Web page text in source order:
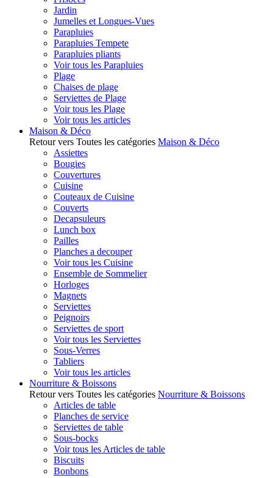
Jardin
Jumelles et Longues-Vues
Parapluies
Parapluies Tempete
Parapluies pliants
Voir tous les Parapluies
Plage
Chaises de plage
Serviettes de Plage
Voir tous les Plage
Voir tous les articles
Maison & Déco
Retour vers Toutes les catégories Maison & Déco
Assiettes
Bougies
Couvertures
Cuisine
Couteaux de Cuisine
Couverts
Decapsuleurs
Lunch box
Pailles
Planches a decouper
Voir tous les Cuisine
Ensemble de Sommelier
Horloges
Magnets
Serviettes
Peignoirs
Serviettes de sport
Voir tous les Serviettes
Sous-Verres
Tabliers
Voir tous les articles
Nourriture & Boissons
Retour vers Toutes les catégories Nourriture & Boissons
Articles de table
Planches de service
Serviettes de table
Sous-bocks
Voir tous les Articles de table
Biscuits
Bonbons